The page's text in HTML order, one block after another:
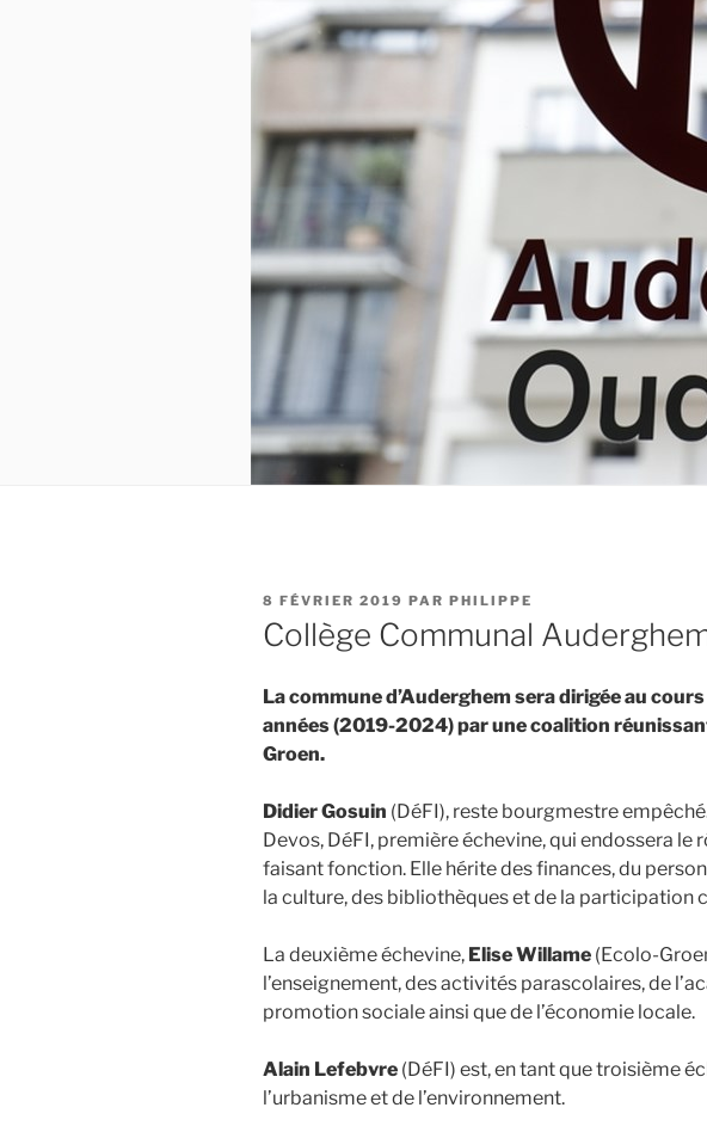
PUBLIÉ
LE
8 FÉVRIER 2019 PAR PHILIPPE
Collège Communal
La commune d’Auderghem sera dirigée au
années (2019-2024) par une coalition
Groen.
Didier Gosuin (DéFI), reste bourgmestre
Devos, DéFI, première échevine, qui endossera le
faisant fonction. Elle hérite des finances, du
la culture, des bibliothèques et de la participation
La deuxième échevine, Elise Willame (Ecolo-
l’enseignement, des activités parascolaires, de
promotion sociale ainsi que de l’économie locale.
Alain Lefebvre (DéFI) est, en tant que troisième
l’urbanisme et de l’environnement.